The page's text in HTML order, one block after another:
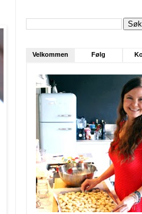
Velkommen Følg